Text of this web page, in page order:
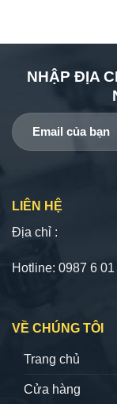
NHẬP ĐỊA
LIÊN HỆ
Địa chỉ :
Hotline: 0987 6
VỀ CHÚNG TÔI
Trang chủ
Cửa hàng